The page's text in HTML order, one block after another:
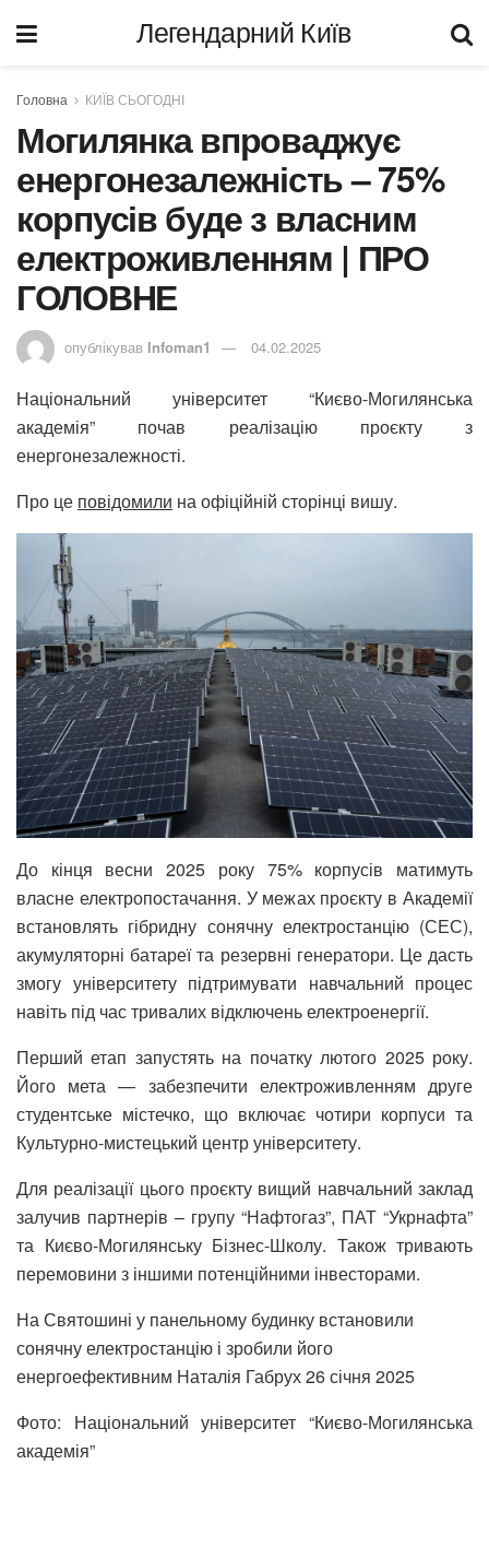
Легендарний Київ
Головна КИЇВ СЬОГОДНІ
Могилянка впроваджує
енергонезалежність – 75%
корпусів буде з власним
електроживленням | ПРО
ГОЛОВНЕ
опублікував Infoman1 04.02.2025
Національний університет “Києво-Могилянська
академія” почав реалізацію проєкту з
енергонезалежності.
Про це повідомили на офіційній сторінці вишу.
До кінця весни 2025 року 75% корпусів матимуть
власне електропостачання. У межах проєкту в Академії
встановлять гібридну сонячну електростанцію (СЕС),
акумуляторні батареї та резервні генератори. Це дасть
змогу університету підтримувати навчальний процес
навіть під час тривалих відключень електроенергії.
Перший етап запустять на початку лютого 2025 року.
Його мета — забезпечити електроживленням друге
студентське містечко, що включає чотири корпуси та
Культурно-мистецький центр університету.
Для реалізації цього проєкту вищий навчальний заклад
залучив партнерів – групу “Нафтогаз”, ПАТ “Укрнафта”
та Києво-Могилянську Бізнес-Школу. Також тривають
перемовини з іншими потенційними інвесторами.
На Святошині у панельному будинку встановили
сонячну електростанцію і зробили його
енергоефективним Наталія Габрух26 січня 2025
Фото: Національний університет “Києво-Могилянська
академія”